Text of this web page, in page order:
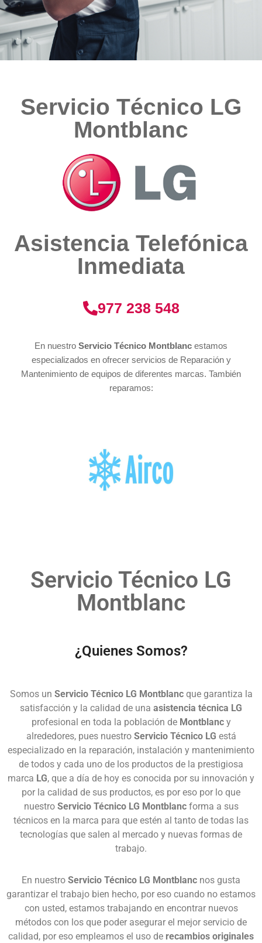
Servicio Técnico LG
Montblanc
Asistencia Telefónica
Inmediata
977 238 548
En nuestro Servicio Técnico Montblanc estamos
especializados en ofrecer servicios de Reparación y
Mantenimiento de equipos de diferentes marcas. También
reparamos:
Servicio Técnico LG
Montblanc
¿Quienes Somos?
Somos un Servicio Técnico LG Montblancque garantiza la
satisfacción y la calidad de una asistencia técnica LG
profesional en toda la población de Montblancy
alrededores, pues nuestro Servicio Técnico LG está
especializado en la reparación, instalación y mantenimiento
de todos y cada uno de los productos de la prestigiosa
marca LG, que a día de hoy es conocida por su innovación y
por la calidad de sus productos, es por eso por lo que
nuestro Servicio Técnico LG Montblancforma a sus
técnicos en la marca para que estén al tanto de todas las
tecnologías que salen al mercado y nuevas formas de
trabajo.
En nuestro Servicio Técnico LG Montblanc nos gusta
garantizar el trabajo bien hecho, por eso cuando no estamos
con usted, estamos trabajando en encontrar nuevos
métodos con los que poder asegurar el mejor servicio de
calidad, por eso empleamos el uso de recambios originales